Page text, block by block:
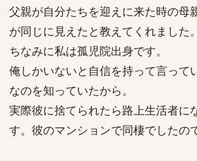
父親が自分たちを迎えに来た時の母
が同じに見えたと教えてくれました。
ちなみに私は孤児院出身です。
俺しかいないと自信を持って言って
なのを知っていたから。
実際彼に捨てられたら路上生活者に
す。彼のマンションで同棲でしたの